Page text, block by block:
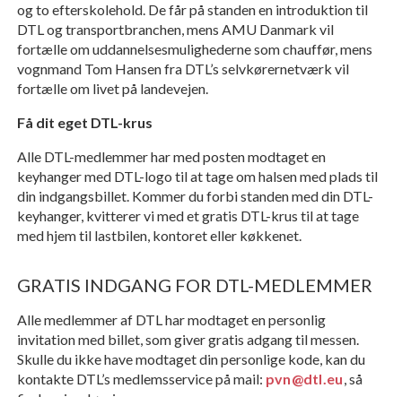
og to efterskolehold. De får på standen en introduktion til
DTL og transportbranchen, mens AMU Danmark vil
fortælle om uddannelsesmulighederne som chauffør, mens
vognmand Tom Hansen fra DTL’s selvkørernetværk vil
fortælle om livet på landevejen.
Få dit eget DTL-krus
Alle DTL-medlemmer har med posten modtaget en
keyhanger med DTL-logo til at tage om halsen med plads til
din indgangsbillet. Kommer du forbi standen med din DTL-
keyhanger, kvitterer vi med et gratis DTL-krus til at tage
med hjem til lastbilen, kontoret eller køkkenet.
GRATIS INDGANG FOR DTL-MEDLEMMER
Alle medlemmer af DTL har modtaget en personlig
invitation med billet, som giver gratis adgang til messen.
Skulle du ikke have modtaget din personlige kode, kan du
kontakte DTL’s medlemsservice på mail: pvn@dtl.eu, så